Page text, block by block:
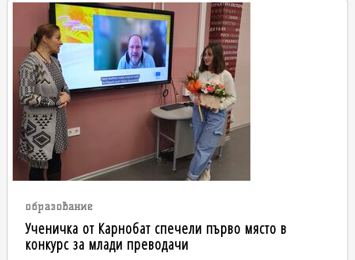
образование
Ученичка от Карнобат спечели първо място в
конкурс за млади преводачи